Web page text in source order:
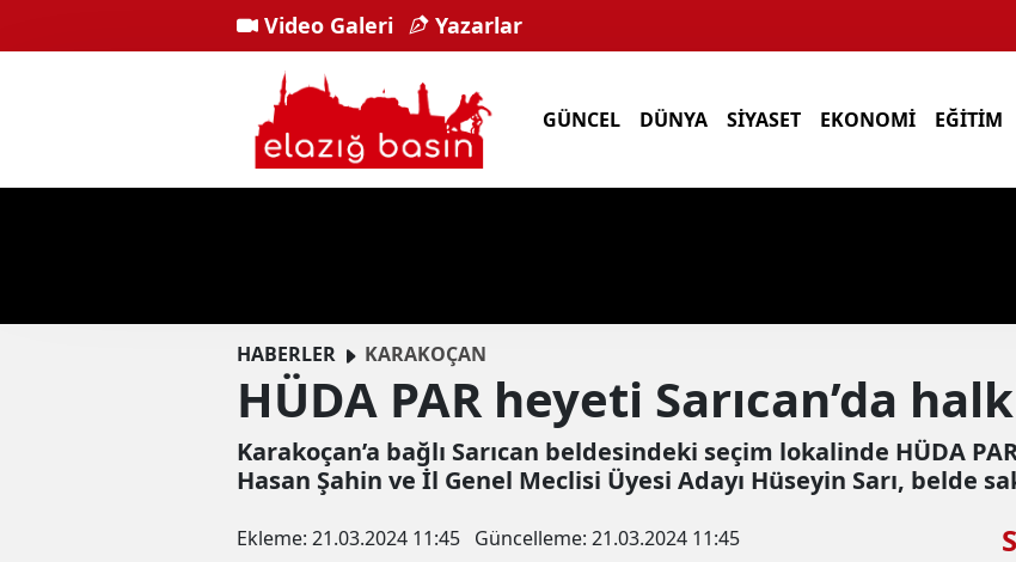
Video Galeri Yazarlar
GÜNCEL DÜNYA SİYASET EKONOMİ EĞİTİM
HABERLER KARAKOÇAN
HÜDA PAR heyeti Sarıcan’da
Karakoçan’a bağlı Sarıcan beldesindeki seçim lokalinde HÜDA
Hasan Şahin ve İl Genel Meclisi Üyesi Adayı Hüseyin Sarı, belde
Ekleme: 21.03.2024 11:45 Güncelleme: 21.03.2024 11:45